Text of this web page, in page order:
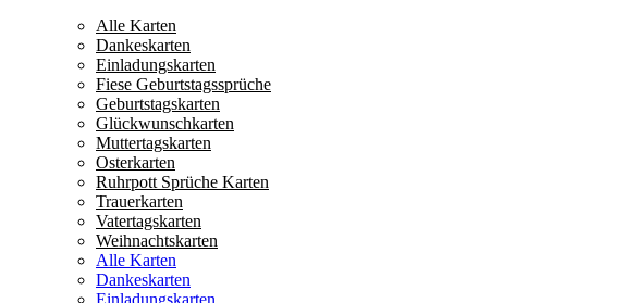
Alle Karten
Dankeskarten
Einladungskarten
Fiese Geburtstagssprüche
Geburtstagskarten
Glückwunschkarten
Muttertagskarten
Osterkarten
Ruhrpott Sprüche Karten
Trauerkarten
Vatertagskarten
Weihnachtskarten
Alle Karten
Dankeskarten